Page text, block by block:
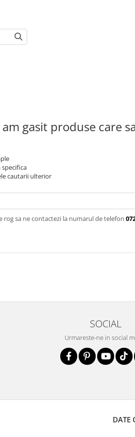
gasit produse care
cautarii ulterior
sa ne contactezi la numarul de telefon
SOCIAL
Urmareste-ne in social
DATE